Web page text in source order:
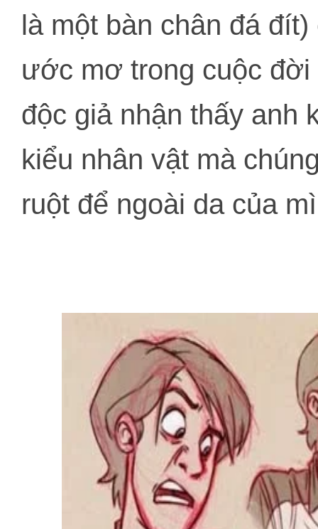
là một bàn chân đá
ước mơ trong cuộc
độc giả nhận thấy anh
kiểu nhân vật mà
ruột để ngoài da của